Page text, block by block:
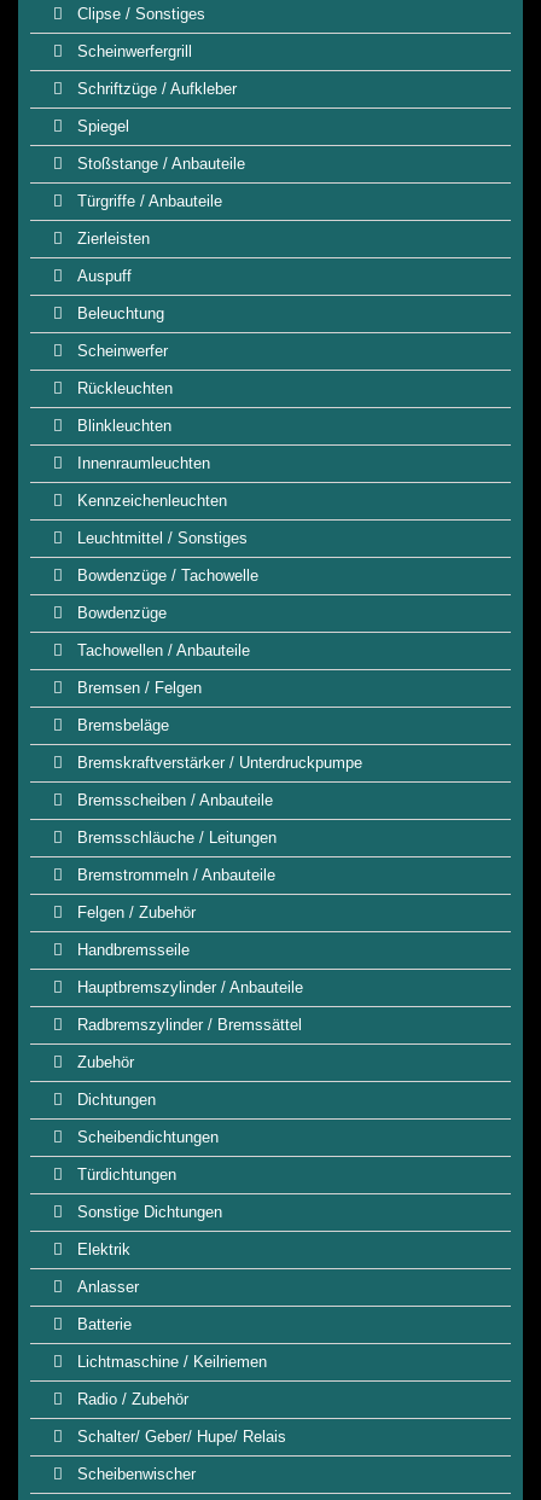
Clipse / Sonstiges
Scheinwerfergrill
Schriftzüge / Aufkleber
Spiegel
Stoßstange / Anbauteile
Türgriffe / Anbauteile
Zierleisten
Auspuff
Beleuchtung
Scheinwerfer
Rückleuchten
Blinkleuchten
Innenraumleuchten
Kennzeichenleuchten
Leuchtmittel / Sonstiges
Bowdenzüge / Tachowelle
Bowdenzüge
Tachowellen / Anbauteile
Bremsen / Felgen
Bremsbeläge
Bremskraftverstärker / Unterdruckpumpe
Bremsscheiben / Anbauteile
Bremsschläuche / Leitungen
Bremstrommeln / Anbauteile
Felgen / Zubehör
Handbremsseile
Hauptbremszylinder / Anbauteile
Radbremszylinder / Bremssättel
Zubehör
Dichtungen
Scheibendichtungen
Türdichtungen
Sonstige Dichtungen
Elektrik
Anlasser
Batterie
Lichtmaschine / Keilriemen
Radio / Zubehör
Schalter/ Geber/ Hupe/ Relais
Scheibenwischer